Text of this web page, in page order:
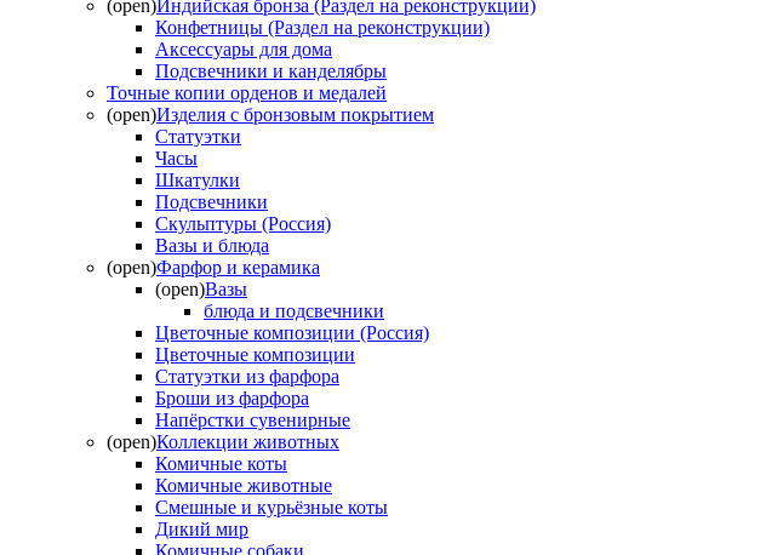
(open)Индийская бронза (Раздел на реконструкции)
Конфетницы (Раздел на реконструкции)
Аксессуары для дома
Подсвечники и канделябры
Точные копии орденов и медалей
(open)Изделия с бронзовым покрытием
Статуэтки
Часы
Шкатулки
Подсвечники
Скульптуры (Россия)
Вазы и блюда
(open)Фарфор и керамика
(open)Вазы
блюда и подсвечники
Цветочные композиции (Россия)
Цветочные композиции
Статуэтки из фарфора
Броши из фарфора
Напёрстки сувенирные
(open)Коллекции животных
Комичные коты
Комичные животные
Смешные и курьёзные коты
Дикий мир